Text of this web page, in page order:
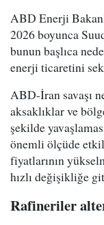
ABD Enerji
2026 boyunca
bunun başlıca
enerji ticaretini
ABD-İran savaşı
aksaklıklar ve
şekilde
önemli ölçüde
fiyatlarının
hızlı değişikliğe
Rafineriler